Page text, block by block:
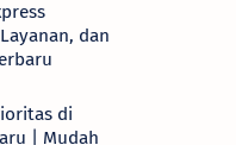
dan
di
| Mudah